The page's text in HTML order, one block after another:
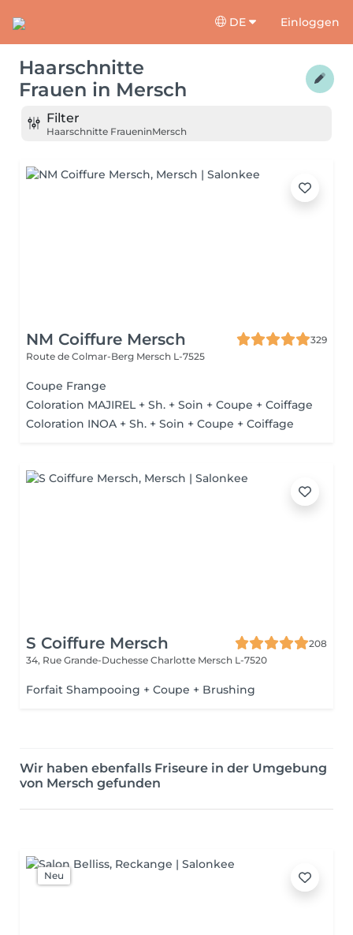
DE Einloggen
Haarschnitte
Frauen in Mersch
Filter
Haarschnitte FraueninMersch
NM Coiffure Mersch
329
Route de Colmar-Berg Mersch L-7525
Coupe Frange
Coloration MAJIREL + Sh. + Soin + Coupe + Coiffage
Coloration INOA + Sh. + Soin + Coupe + Coiffage
S Coiffure Mersch
208
34, Rue Grande-Duchesse Charlotte Mersch L-7520
Forfait Shampooing + Coupe + Brushing
Wir haben ebenfalls Friseure in der Umgebung
von Mersch gefunden
Neu